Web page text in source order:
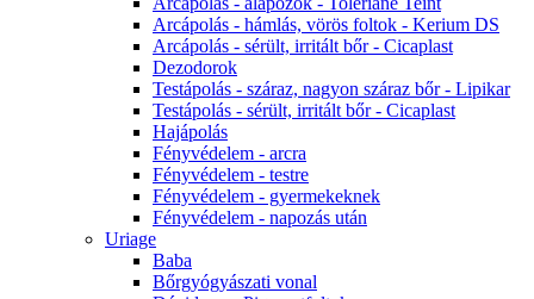
Arcápolás - hámlás, vörös foltok - Kerium DS
Arcápolás - sérült, irritált bőr - Cicaplast
Dezodorok
Testápolás - száraz, nagyon száraz bőr - Lipikar
Testápolás - sérült, irritált bőr - Cicaplast
Hajápolás
Fényvédelem - arcra
Fényvédelem - testre
Fényvédelem - gyermekeknek
Fényvédelem - napozás után
Uriage
Baba
Bőrgyógyászati vonal